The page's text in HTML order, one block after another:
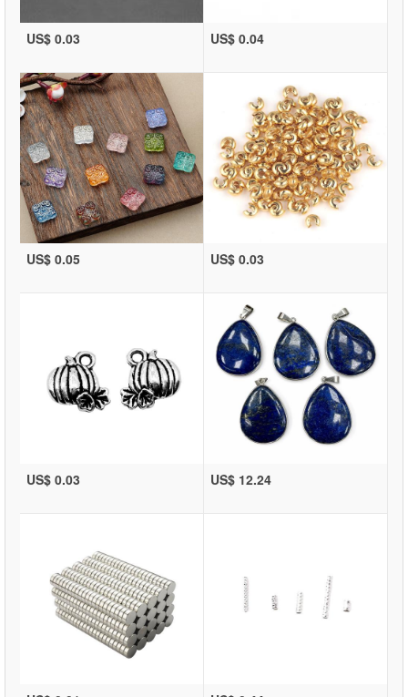
US$ 0.03 US$ 0.04
US$ 0.05 US$ 0.03
US$ 0.03 US$ 12.24